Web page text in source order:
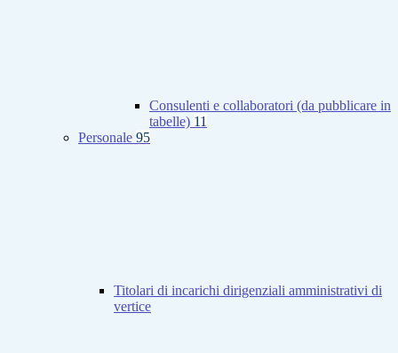
Consulenti e collaboratori (da pubblicare in
tabelle) 11
Personale 95
Titolari di incarichi dirigenziali amministrativi di
vertice